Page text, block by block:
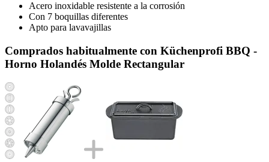
Acero inoxidable resistente a la corrosión
Con 7 boquillas diferentes
Apto para lavavajillas
Comprados habitualmente con Küchenprofi BBQ -
Horno Holandés Molde Rectangular